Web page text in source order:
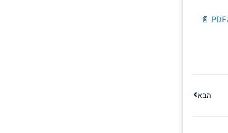
PDF 📄
הבא